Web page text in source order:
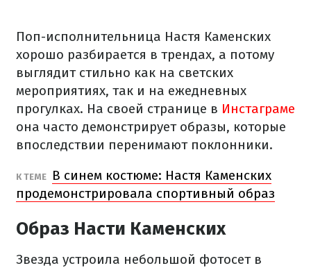
Поп-исполнительница Настя Каменских
хорошо разбирается в трендах, а потому
выглядит стильно как на светских
мероприятиях, так и на ежедневных
прогулках. На своей странице в Инстаграме
она часто демонстрирует образы, которые
впоследствии перенимают поклонники.
К ТЕМЕ
В синем костюме: Настя Каменских
продемонстрировала спортивный образ
Образ Насти Каменских
Звезда устроила небольшой фотосет в